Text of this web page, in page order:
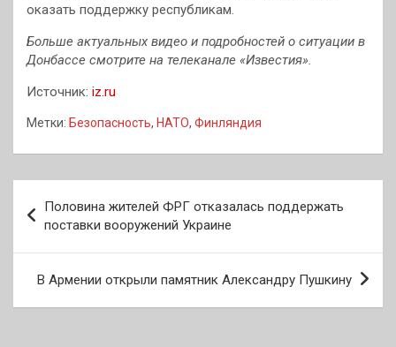
оказать поддержку республикам.
Больше актуальных видео и подробностей о ситуации в
Донбассе смотрите на телеканале «Известия».
Источник: iz.ru
Метки: Безопасность, НАТО, Финляндия
по
записям
Половина жителей ФРГ отказалась поддержать
поставки вооружений Украине
В Армении открыли памятник Александру Пушкину